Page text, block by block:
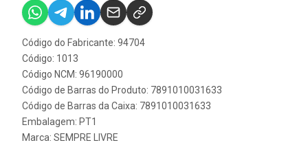
Código do Fabricante: 94704
Código: 1013
Código NCM: 96190000
Código de Barras do Produto: 7891010031633
Código de Barras da Caixa: 7891010031633
Embalagem: PT1
Marca: SEMPRE LIVRE